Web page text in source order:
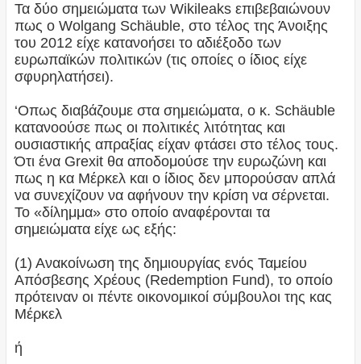
Τα δύο σημειώματα των Wikileaks επιβεβαιώνουν
πως ο Wolgang Schäuble, στο τέλος της Άνοιξης
του 2012 είχε κατανοήσει το αδιέξοδο των
ευρωπαϊκών πολιτικών (τις οποίες ο ίδιος είχε
σφυρηλατήσει).
‘Οπως διαβάζουμε στα σημειώματα, ο κ. Schäuble
κατανοούσε πως οι πολιτικές λιτότητας και
ουσιαστικής απραξίας είχαν φτάσει στο τέλος τους.
Ότι ένα Grexit θα αποδομούσε την ευρωζώνη και
πως η κα Μέρκελ και ο ίδιος δεν μπορούσαν απλά
να συνεχίζουν να αφήνουν την κρίση να σέρνεται.
Το «δίλημμα» στο οποίο αναφέρονται τα
σημειώματα είχε ως εξής:
(1) Ανακοίνωση της δημιουργίας ενός Ταμείου
Απόσβεσης Χρέους (Redemption Fund), το οποίο
πρότειναν οι πέντε οικονομικοί σύμβουλοι της κας
Μέρκελ
ή